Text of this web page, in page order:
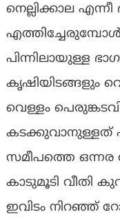
നെല്ലിക്കാല
പിന്നിലായുള്ള
കൃഷിയിടങ്ങളും
വെള്ളം
കടക്കുവാനുള്ളത്
സമീപത്തെ
കാടുമൂടി വീതി
ഇവിടം നിറഞ്ഞ്